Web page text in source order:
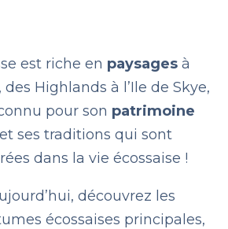
est riche en paysagesà
Highlands à l’Ile de Skye,
pour son patrimoine
et ses traditions qui sont
dans la vie écossaise !
découvrez les
écossaises principales,